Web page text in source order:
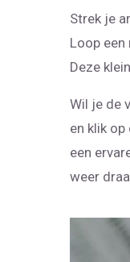
Strek je
Loop
Deze
Wil je de
en klik
een
weer